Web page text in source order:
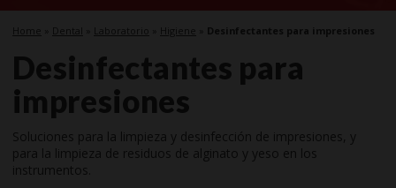
Home Dental Laboratorio Higiene Desinfectantes para impresiones
Desinfectantes para
impresiones
Soluciones para la limpieza y desinfección de impresiones, y
para la limpieza de residuos de alginato y yeso en los
instrumentos.